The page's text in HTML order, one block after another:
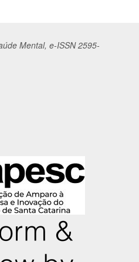
Mental, e-ISSN 2595-